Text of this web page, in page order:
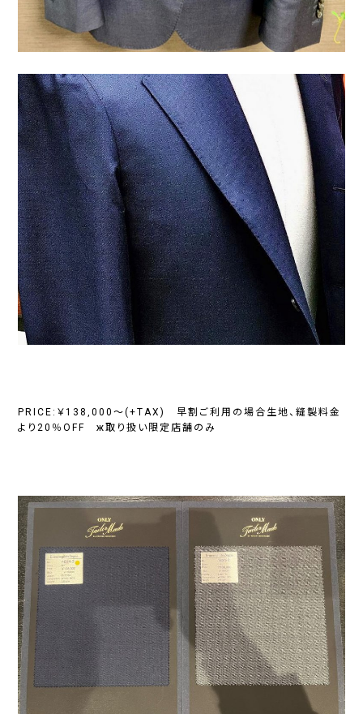
PRICE:￥138,000～(+TAX) 早割ご利用の場合生地、縫製料金
より20％OFF ж取り扱い限定店舗のみ